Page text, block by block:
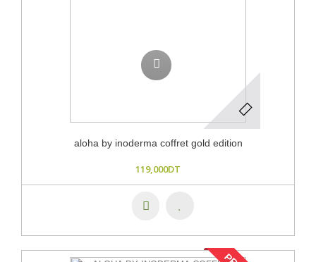
aloha by inoderma coffret gold edition
119,000DT